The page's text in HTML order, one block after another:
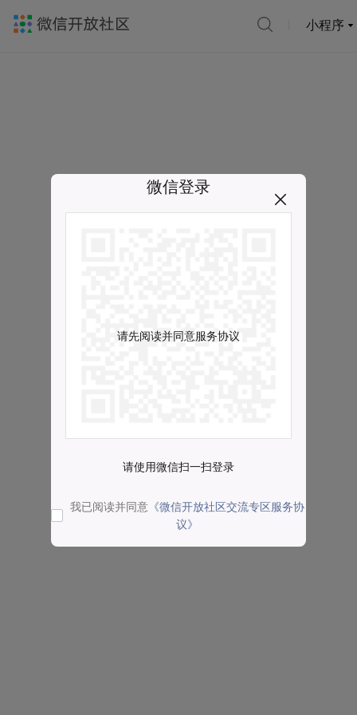
小程序
微信登录
请先阅读并同意服务协议
请使用微信扫一扫登录
我已阅读并同意 《微信开放社区交流专区服务协
议》